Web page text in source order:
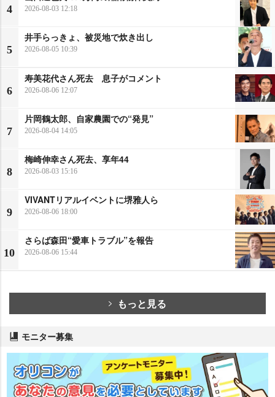
4 2026-08-03 12:18
5
井手らっきょ、被災地で炊き出し
2026-08-05 10:39
6
寿美花代さん死去 息子がコメント
2026-08-06 12:07
7
片岡鶴太郎、自家農園での“発見”
2026-08-04 14:05
8
梅崎伸幸さん死去、享年44
2026-08-03 15:16
9
VIVANTリアルイベントに堺雅人ら
2026-08-06 18:00
10
さらば森田“愛車トラブル”を報告
2026-08-06 15:44
もっと見る
モニター募集